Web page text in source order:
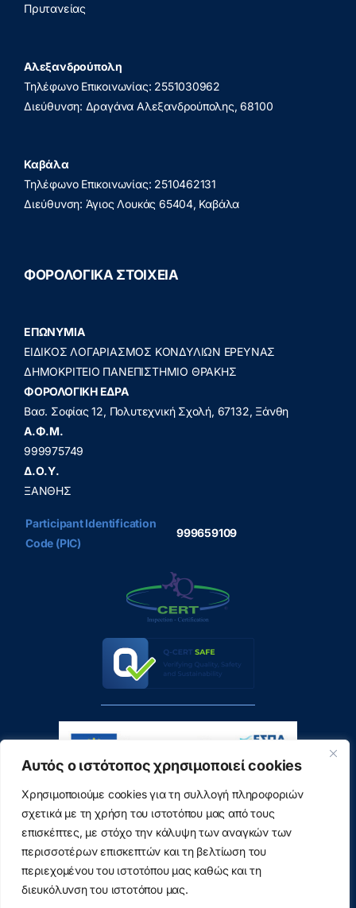
Αυτός ο ιστότοπος χρησιμοποιεί cookies
Χρησιμοποιούμε cookies για τη συλλογή πληροφοριών
σχετικά με τη χρήση του ιστοτόπου μας από τους
επισκέπτες, με στόχο την κάλυψη των αναγκών των
περισσοτέρων επισκεπτών και τη βελτίωση του
περιεχομένου του ιστοτόπου μας καθώς και τη
διευκόλυνση του ιστοτόπου μας.
Πρυτανείας
Αλεξανδρούπολη
Τηλέφωνο Επικοινωνίας: 2551030962
Διεύθυνση: Δραγάνα Αλεξανδρούπολης, 68100
Καβάλα
Τηλέφωνο Επικοινωνίας: 2510462131
Διεύθυνση: Άγιος Λουκάς 65404, Καβάλα
ΦΟΡΟΛΟΓΙΚΑ ΣΤΟΙΧΕΙΑ
ΕΠΩΝΥΜΙΑ
ΕΙΔΙΚΟΣ ΛΟΓΑΡΙΑΣΜΟΣ ΚΟΝΔΥΛΙΩΝ ΕΡΕΥΝΑΣ
ΔΗΜΟΚΡΙΤΕΙΟ ΠΑΝΕΠΙΣΤΗΜΙΟ ΘΡΑΚΗΣ
ΦΟΡΟΛΟΓΙΚΗ ΕΔΡΑ
Βασ. Σοφίας 12, Πολυτεχνική Σχολή, 67132, Ξάνθη
A.Φ.Μ.
999975749
Δ.Ο.Υ.
ΞΑΝΘΗΣ
Participant Identification
Code (PIC)
999659109